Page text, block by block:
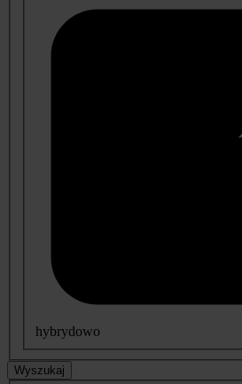
hybrydowo
Wyszukaj